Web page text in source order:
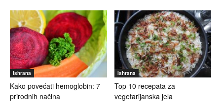
Ishrana
Kako povećati hemoglobin: 7
prirodnih načina
Ishrana
Top 10 recepata za
vegetarijanska jela